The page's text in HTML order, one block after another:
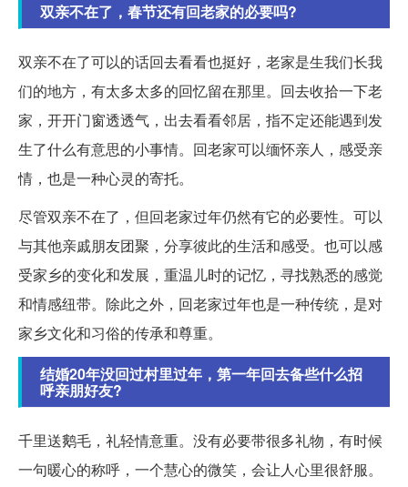
双亲不在了，春节还有回老家的必要吗?
双亲不在了可以的话回去看看也挺好，老家是生我们长我
们的地方，有太多太多的回忆留在那里。回去收拾一下老
家，开开门窗透透气，出去看看邻居，指不定还能遇到发
生了什么有意思的小事情。回老家可以缅怀亲人，感受亲
情，也是一种心灵的寄托。
尽管双亲不在了，但回老家过年仍然有它的必要性。可以
与其他亲戚朋友团聚，分享彼此的生活和感受。也可以感
受家乡的变化和发展，重温儿时的记忆，寻找熟悉的感觉
和情感纽带。除此之外，回老家过年也是一种传统，是对
家乡文化和习俗的传承和尊重。
结婚20年没回过村里过年，第一年回去备些什么招
呼亲朋好友?
千里送鹅毛，礼轻情意重。没有必要带很多礼物，有时候
一句暖心的称呼，一个慧心的微笑，会让人心里很舒服。